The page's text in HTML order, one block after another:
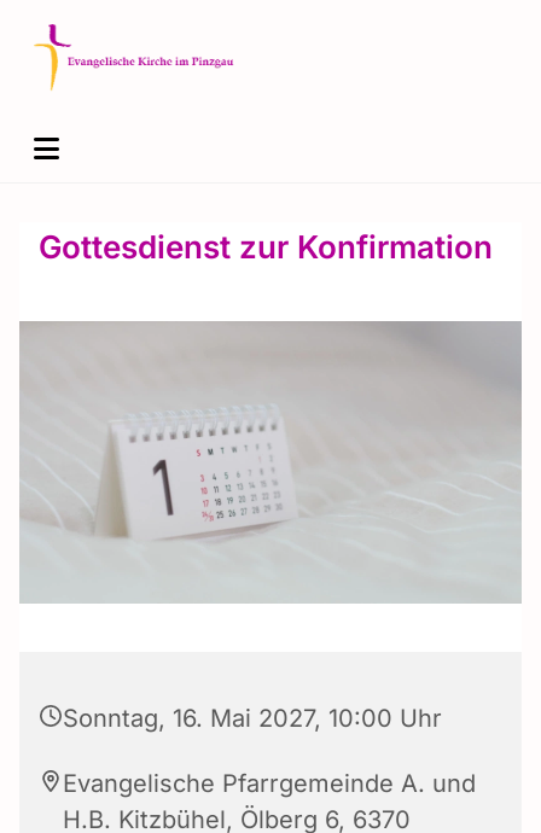
Gottesdienst zur Konfirmation
Sonntag, 16. Mai 2027, 10:00 Uhr
Evangelische Pfarrgemeinde A. und
H.B. Kitzbühel, Ölberg 6, 6370